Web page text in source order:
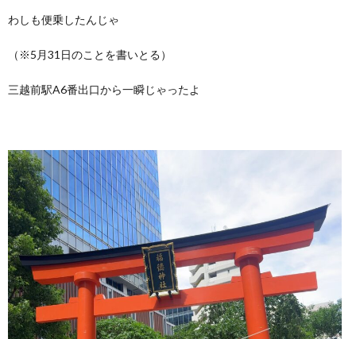
わしも便乗したんじゃ
（※5月31日のことを書いとる）
三越前駅A6番出口から一瞬じゃったよ